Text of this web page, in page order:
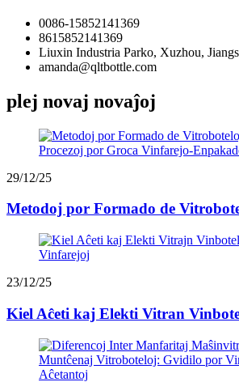
0086-15852141369
8615852141369
Liuxin Industria Parko, Xuzhou,
amanda@qltbottle.com
plej novaj novaĵoj
29/12/25
Metodoj por Formado de
23/12/25
Kiel Aĉeti kaj Elekti Vitran